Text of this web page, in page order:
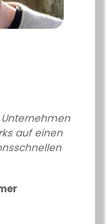
auf einen